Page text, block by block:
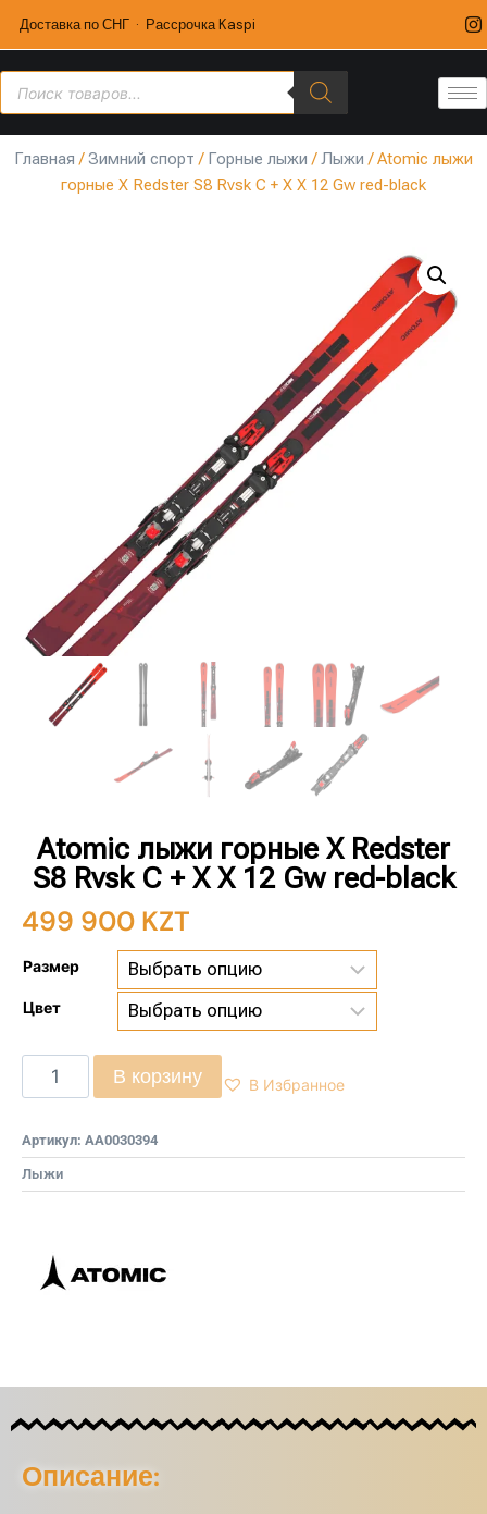
Доставка по СНГ · Рассрочка Kaspi
Главная /Зимний спорт / Горные лыжи /Лыжи / Atomic лыжи
горные X Redster S8 Rvsk C + X X 12 Gw red-black
Atomic лыжи горные X Redster
S8 Rvsk C + X X 12 Gw red-black
499 900 KZT
Размер
Цвет
В корзину В Избранное
Артикул: AA0030394
Лыжи
Описание: